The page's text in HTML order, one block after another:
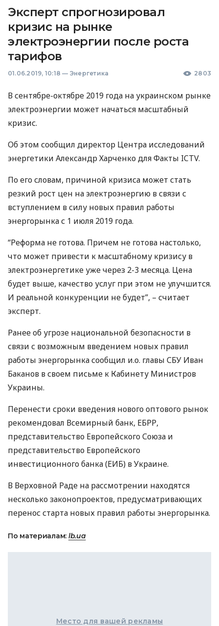
Эксперт спрогнозировал
кризис на рынке
электроэнергии после роста
тарифов
01.06.2019, 10:18 — Энергетика 2803
В сентябре-октябре 2019 года на украинском рынке
электроэнергии может начаться масштабный
кризис.
Об этом сообщил директор Центра исследований
энергетики Александр Харченко для Факты ICTV.
По его словам, причиной кризиса может стать
резкий рост цен на электроэнергию в связи с
вступлением в силу новых правил работы
энергорынка с 1 июля 2019 года.
“Реформа не готова. Причем не готова настолько,
что может привести к масштабному кризису в
электроэнергетике уже через 2-3 месяца. Цена
будет выше, качество услуг при этом не улучшится.
И реальной конкуренции не будет”, – считает
эксперт.
Ранее об угрозе национальной безопасности в
связи с возможным введением новых правил
работы энергорынка сообщил и.о. главы СБУ Иван
Баканов в своем письме к Кабинету Министров
Украины.
Перенести сроки введения нового оптового рынок
рекомендовал Всемирный банк, ЕБРР,
представительство Европейского Союза и
представительство Европейского
инвестиционного банка (ЕИБ) в Украине.
В Верховной Раде на рассмотрении находятся
несколько законопроектов, предусматривающих
перенос старта новых правил работы энергорынка.
По материалам: lb.ua
Место для вашей рекламы